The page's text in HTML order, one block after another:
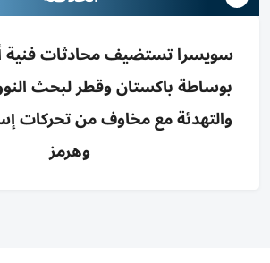
سويسرا تستضيف محادثات فنية
بوساطة باكستان وقطر لبحث
والتهدئة مع مخاوف من تحركات
وهرمز